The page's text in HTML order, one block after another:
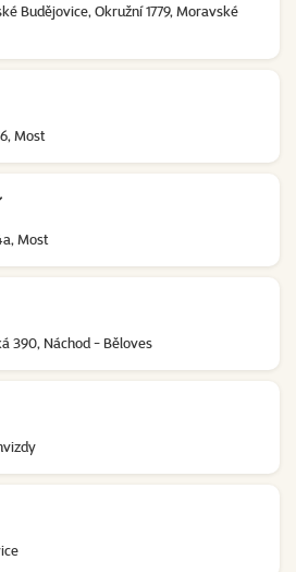
Budějovice, Okružní 1779, Moravské
Most
Most
390, Náchod - Běloves